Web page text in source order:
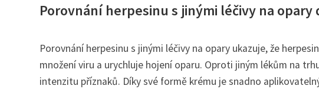
Porovnání herpesinu s jinými léčivy na
Porovnání herpesinu s jinými léčivy na opary ukazuje, že
množení viru a urychluje hojení oparu. Oproti jiným lékům na
intenzitu příznaků. Díky své formě krému je snadno